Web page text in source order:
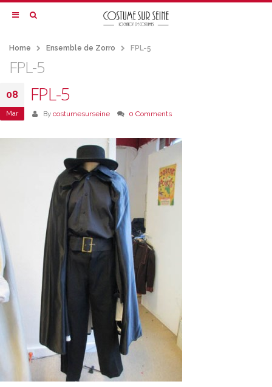
Home Ensemble de Zorro FPL-5
FPL-5
08
Mar
FPL-5
By costumesurseine 0 Comments